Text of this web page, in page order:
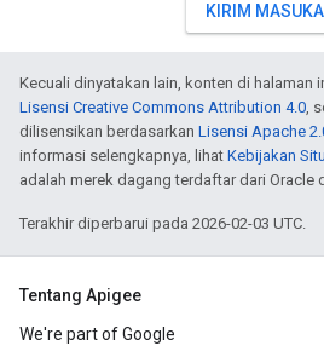
KIRIM
Kecuali dinyatakan lain, konten di halaman
Lisensi Creative Commons Attribution 4.0,
dilisensikan berdasarkan Lisensi Apache
informasi selengkapnya, lihat Kebijakan
adalah merek dagang terdaftar dari Oracle
Terakhir diperbarui pada 2026-02-03 UTC.
Tentang Apigee
We're part of Google